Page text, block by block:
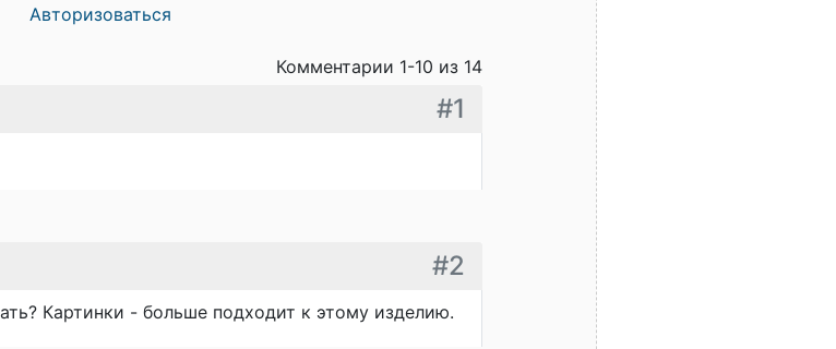
Авторизоваться
Комментарии 1-10 из 14
#1
#2
Картинки - больше подходит к этому изделию.